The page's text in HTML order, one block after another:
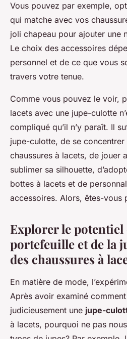
Vous pouvez par exemple,
qui matche avec vos
joli chapeau pour ajouter une
Le choix des accessoires
personnel et de ce que vous
travers votre tenue.
Comme vous pouvez le voir,
lacets avec une jupe-culotte
compliqué qu’il n’y paraît. Il
jupe-culotte, de se
chaussures à lacets, de jouer
sublimer sa silhouette,
bottes à lacets et de
accessoires. Alors, êtes-vous
Explorer le potentiel
portefeuille et de la
des chaussures à
En matière de mode,
Après avoir examiné
judicieusement une jupe-
à lacets, pourquoi ne pas